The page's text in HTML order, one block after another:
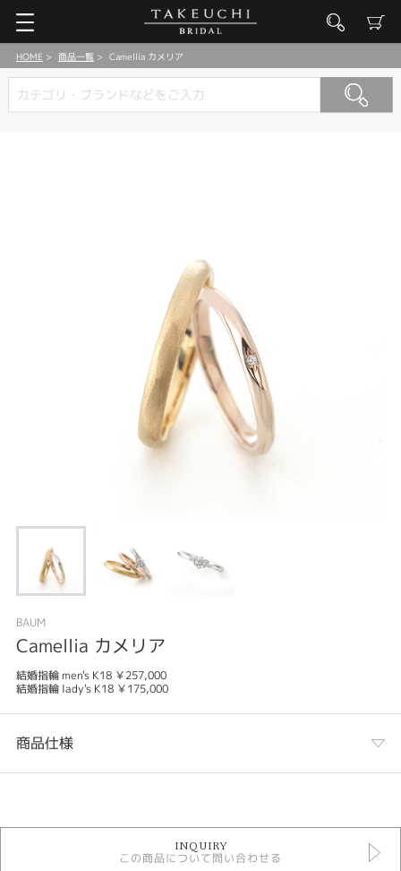
HOME 商品一覧 Camellia カメリア
BAUM
Camellia カメリア
結婚指輪 men's K18 ￥257,000
結婚指輪 lady's K18 ￥175,000
商品仕様
結婚指輪
INQUIRY
この商品について問い合わせる